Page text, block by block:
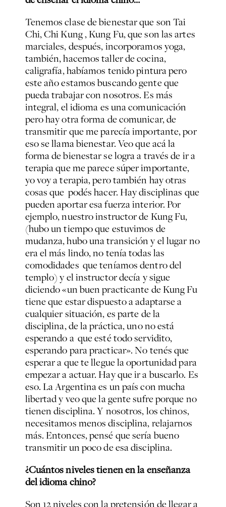
Tenemos clase de bienestar que son Tai
Chi, Chi Kung , Kung Fu, que son las artes
marciales, después, incorporamos yoga,
también, hacemos taller de cocina,
caligrafía, habíamos tenido pintura pero
este año estamos buscando gente que
pueda trabajar con nosotros. Es más
integral, el idioma es una comunicación
pero hay otra forma de comunicar, de
transmitir que me parecía importante, por
eso se llama bienestar. Veo que acá la
forma de bienestar se logra a través de ir a
terapia que me parece súper importante,
yo voy a terapia, pero también hay otras
cosas que podés hacer. Hay disciplinas que
pueden aportar esa fuerza interior. Por
ejemplo, nuestro instructor de Kung Fu,
(hubo un tiempo que estuvimos de
mudanza, hubo una transición y el lugar no
era el más lindo, no tenía todas las
comodidades que teníamos dentro del
templo) y el instructor decía y sigue
diciendo «un buen practicante de Kung Fu
tiene que estar dispuesto a adaptarse a
cualquier situación, es parte de la
disciplina, de la práctica, uno no está
esperando a que esté todo servidito,
esperando para practicar». No tenés que
esperar a que te llegue la oportunidad para
empezar a actuar. Hay que ir a buscarlo. Es
eso. La Argentina es un país con mucha
libertad y veo que la gente sufre porque no
tienen disciplina. Y nosotros, los chinos,
necesitamos menos disciplina, relajarnos
más. Entonces, pensé que sería bueno
transmitir un poco de esa disciplina.
¿Cuántos niveles tienen en la enseñanza
del idioma chino?
Son 12 niveles con la pretensión de llegar a